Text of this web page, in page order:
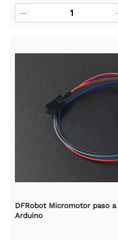
DFRobot Micromotor paso a
Arduino